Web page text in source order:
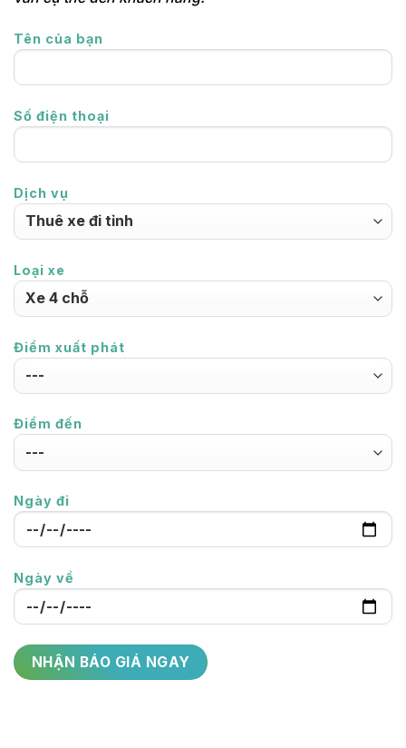
Tên của bạn
Số điện thoại
Dịch vụ
Loại xe
Điểm xuất phát
Điểm đến
Ngày đi
Ngày về